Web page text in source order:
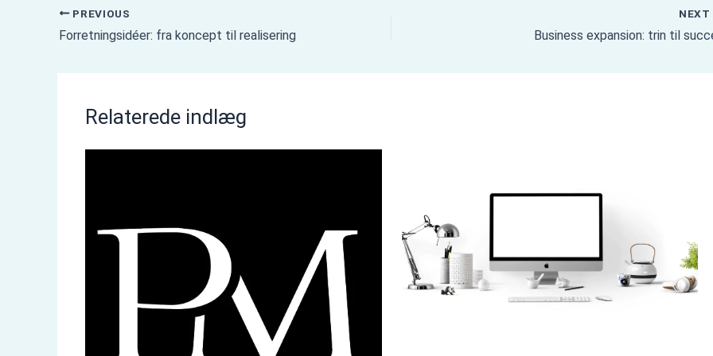
PREVIOUS
Forretningsidéer: fra koncept til realisering
NEXT
Business expansion: trin til
Relaterede indlæg